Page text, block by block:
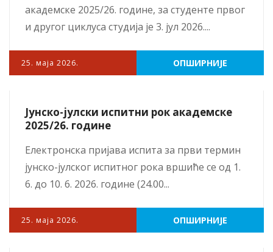
академске 2025/26. године, за студенте првог
и другог циклуса студија је 3. јул 2026....
25. маја 2026. ОПШИРНИЈЕ
Јунско-јулски испитни рок академске
2025/26. године
Електронска пријава испита за први термин
јунско-јулског испитног рока вршиће се од 1.
6. до 10. 6. 2026. године (24.00...
25. маја 2026. ОПШИРНИЈЕ